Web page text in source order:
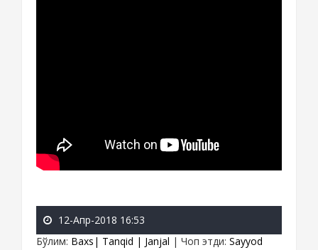
12-Апр-2018 16:53
Бўлим: Baxs| Tanqid | Janjal | Чоп этди: Sayyod